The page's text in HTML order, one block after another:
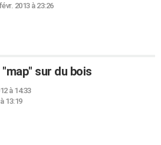
2013 à 23:26
sur du bois
à 14:33
13:19